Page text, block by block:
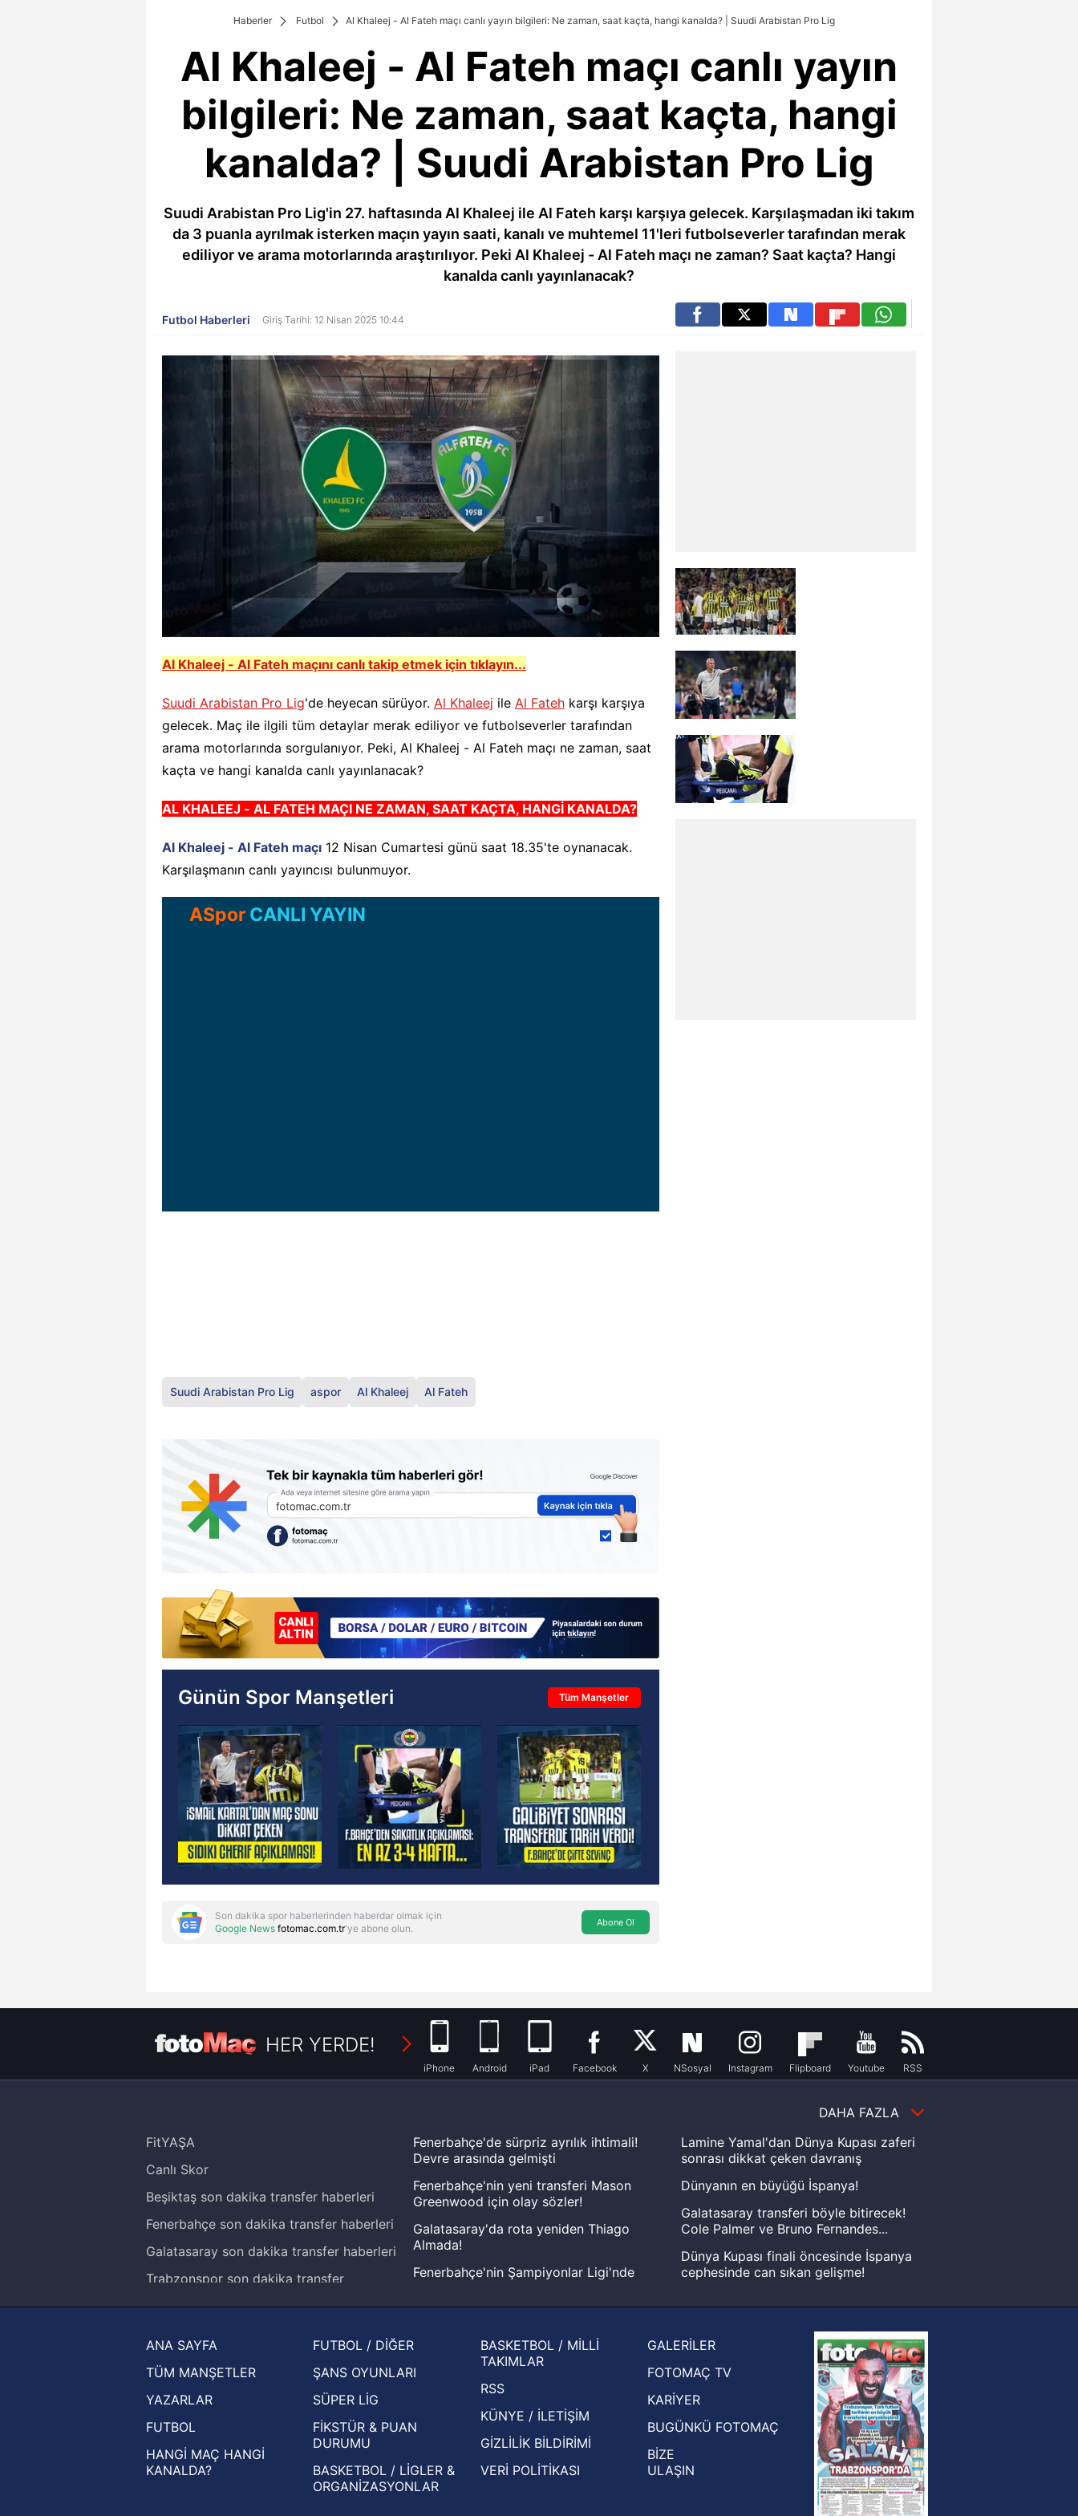
Haberler Futbol Al Khaleej - Al Fateh maçı canlı yayın bilgileri: Ne zaman, saat kaçta, hangi kanalda? | Suudi Arabistan Pro Lig
Al Khaleej - Al Fateh maçı canlı yayın
bilgileri: Ne zaman, saat kaçta, hangi
kanalda? | Suudi Arabistan Pro Lig
Suudi Arabistan Pro Lig'in 27. haftasında Al Khaleej ile Al Fateh karşı karşıya gelecek. Karşılaşmadan iki takım
da 3 puanla ayrılmak isterken maçın yayın saati, kanalı ve muhtemel 11'leri futbolseverler tarafından merak
ediliyor ve arama motorlarında araştırılıyor. Peki Al Khaleej - Al Fateh maçı ne zaman? Saat kaçta? Hangi
kanalda canlı yayınlanacak?
Futbol Haberleri Giriş Tarihi: 12 Nisan 2025 10:44
Al Khaleej - Al Fateh maçını canlı takip etmek için tıklayın...
Suudi Arabistan Pro Lig'de heyecan sürüyor. Al Khaleej ile Al Fateh karşı karşıya
gelecek. Maç ile ilgili tüm detaylar merak ediliyor ve futbolseverler tarafından
arama motorlarında sorgulanıyor. Peki, Al Khaleej - Al Fateh maçı ne zaman, saat
kaçta ve hangi kanalda canlı yayınlanacak?
AL KHALEEJ - AL FATEH MAÇI NE ZAMAN, SAAT KAÇTA, HANGİ KANALDA?
Al Khaleej - Al Fateh maçı 12 Nisan Cumartesi günü saat 18.35'te oynanacak.
Karşılaşmanın canlı yayıncısı bulunmuyor.
ASpor CANLI YAYIN
Suudi Arabistan Pro Lig aspor Al Khaleej Al Fateh
Günün Spor Manşetleri Tüm Manşetler
Son dakika spor haberlerinden haberdar olmak için
Google News fotomac.com.tr'ye abone olun. Abone Ol
HER YERDE!
iPhone Android iPad Facebook X NSosyal Instagram Flipboard Youtube RSS
DAHA FAZLA
FitYAŞA
Canlı Skor
Beşiktaş son dakika transfer haberleri
Fenerbahçe son dakika transfer haberleri
Galatasaray son dakika transfer haberleri
Trabzonspor son dakika transfer
Ziraat Türkiye Kupası haberleri
UEFA Şampiyonlar Ligi haberleri
UEFA Avrupa Ligi haberleri
UEFA Konferans Ligi haberleri
Fenerbahçe'de sürpriz ayrılık ihtimali!
Devre arasında gelmişti
Fenerbahçe'nin yeni transferi Mason
Greenwood için olay sözler!
Galatasaray'da rota yeniden Thiago
Almada!
Fenerbahçe'nin Şampiyonlar Ligi'nde
Zabrze'yi elerlerse...
basından gündem olan manşetler!
Beşiktaş'ın UEFA Avrupa Ligi'nde 3. Ön
Eleme Turu muhtemel rakipleri belli oldu!
Lamine Yamal'dan Dünya Kupası zaferi
sonrası dikkat çeken davranış
Dünyanın en büyüğü İspanya!
Galatasaray transferi böyle bitirecek!
Cole Palmer ve Bruno Fernandes...
Dünya Kupası finali öncesinde İspanya
cephesinde can sıkan gelişme!
Hernan Crespo, Meksika Ligi
ekiplerinden Atlas'ın yeni teknik direktörü
oldu
ANA SAYFA
TÜM MANŞETLER
YAZARLAR
FUTBOL
HANGİ MAÇ HANGİ
KANALDA?
FUTBOL / DİĞER
ŞANS OYUNLARI
SÜPER LİG
FİKSTÜR & PUAN
DURUMU
BASKETBOL / LİGLER &
ORGANİZASYONLAR
BASKETBOL / MİLLİ
TAKIMLAR
RSS
KÜNYE / İLETİŞİM
GİZLİLİK BİLDİRİMİ
VERİ POLİTİKASI
GALERİLER
FOTOMAÇ TV
KARİYER
BUGÜNKÜ FOTOMAÇ
BİZE
ULAŞIN